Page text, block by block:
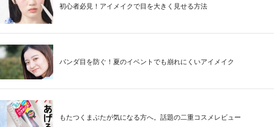
初心者必見！アイメイクで目を大きく見せる方法
パンダ目を防ぐ！夏のイベントでも崩れにくいアイメイク
もたつくまぶたが気になる方へ。話題の二重コスメレビュー